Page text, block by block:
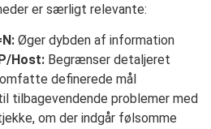
er særligt relevante:
Øger dybden af information
Host: Begrænser detaljeret
definerede mål
tilbagevendende problemer med
om der indgår følsomme